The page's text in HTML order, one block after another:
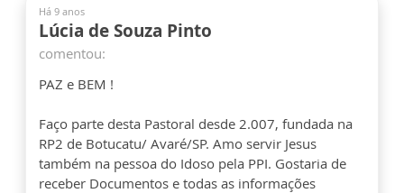
Há 9 anos
Lúcia de Souza Pinto
comentou:
PAZ e BEM !
Faço parte desta Pastoral desde 2.007, fundada na
RP2 de Botucatu/ Avaré/SP. Amo servir Jesus
também na pessoa do Idoso pela PPI. Gostaria de
receber Documentos e todas as informações